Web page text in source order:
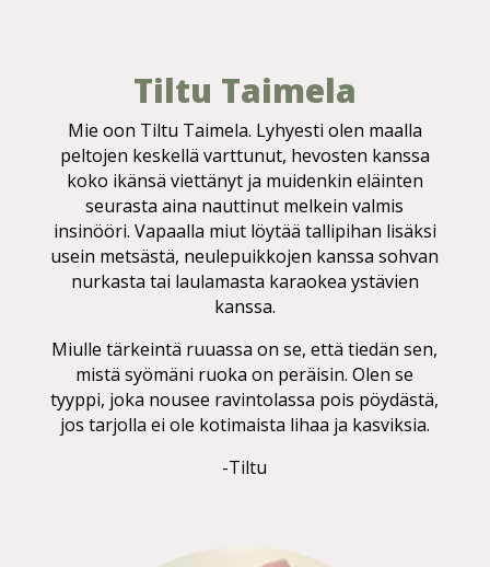
Tiltu Taimela
Mie oon Tiltu Taimela. Lyhyesti olen maalla
peltojen keskellä varttunut, hevosten kanssa
koko ikänsä viettänyt ja muidenkin eläinten
seurasta aina nauttinut melkein valmis
insinööri. Vapaalla miut löytää tallipihan lisäksi
usein metsästä, neulepuikkojen kanssa sohvan
nurkasta tai laulamasta karaokea ystävien
kanssa.
Miulle tärkeintä ruuassa on se, että tiedän sen,
mistä syömäni ruoka on peräisin. Olen se
tyyppi, joka nousee ravintolassa pois pöydästä,
jos tarjolla ei ole kotimaista lihaa ja kasviksia.
-Tiltu